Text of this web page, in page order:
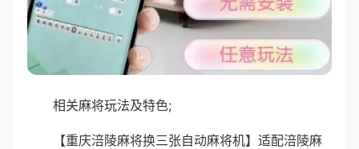
相关麻将玩法及特色;
【重庆涪陵麻将换三张自动麻将机】适配涪陵麻